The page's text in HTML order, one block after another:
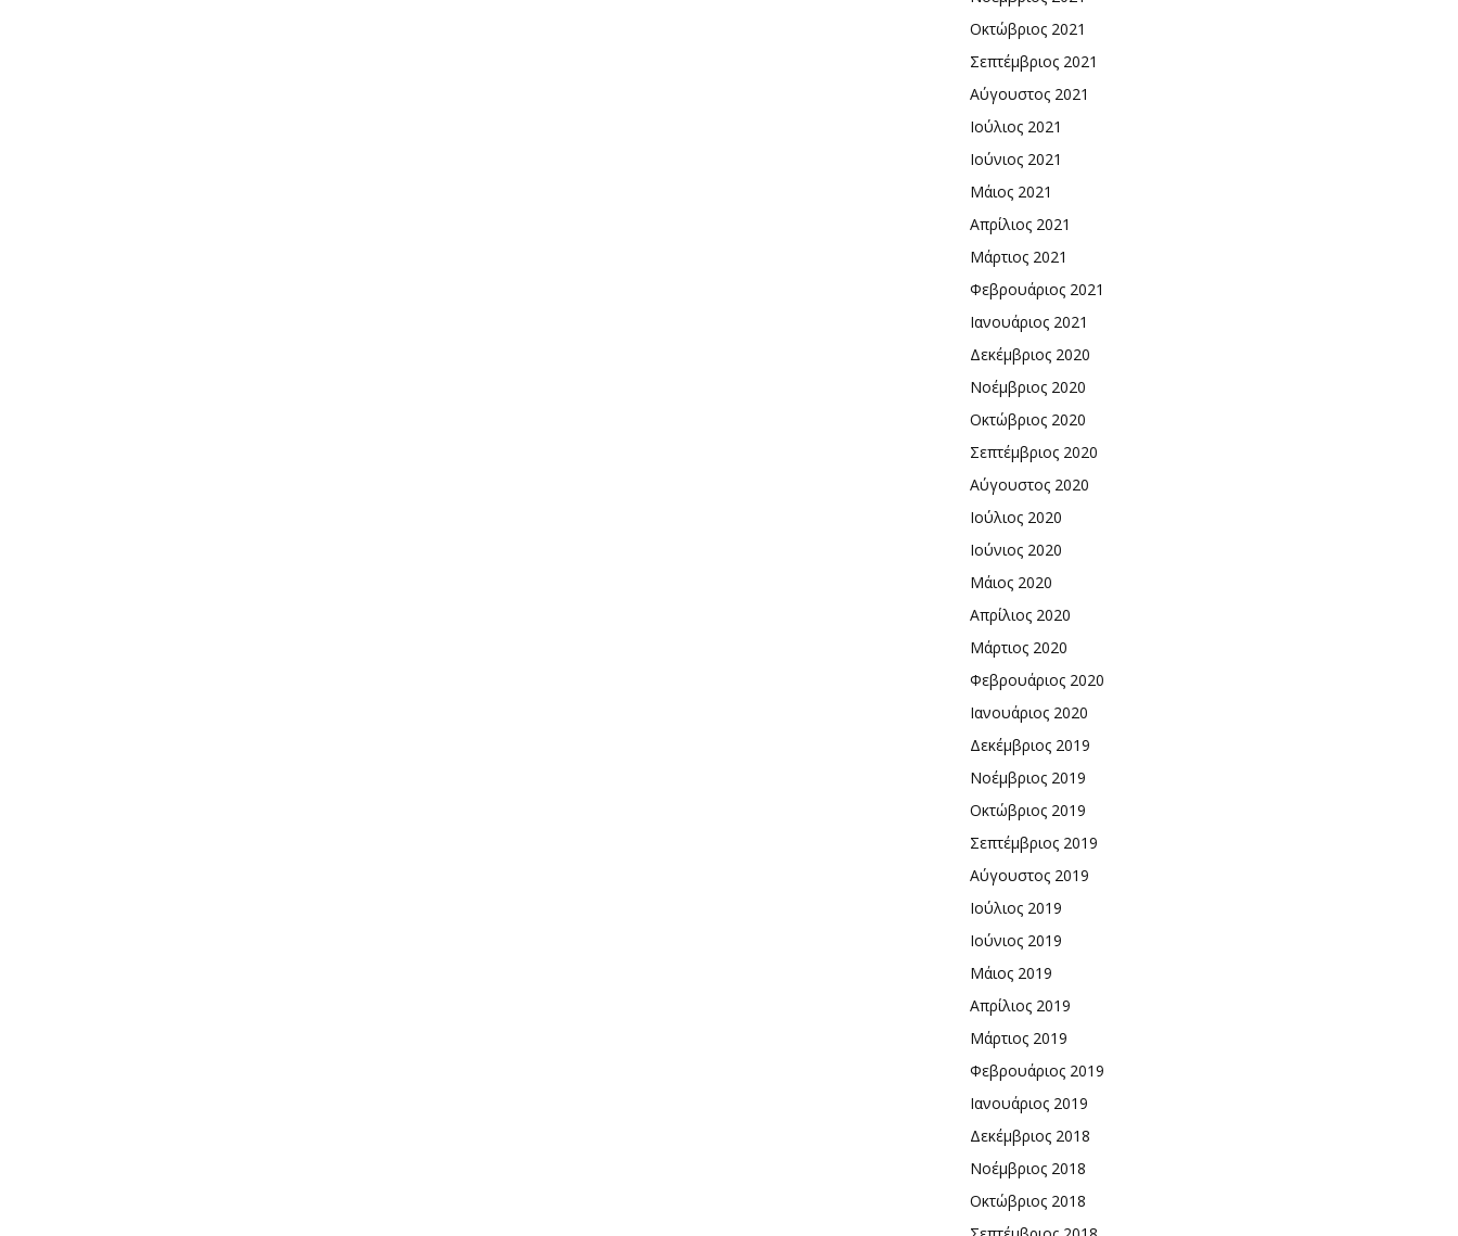
Οκτώβριος 2021
Σεπτέμβριος 2021
Αύγουστος 2021
Ιούλιος 2021
Ιούνιος 2021
Μάιος 2021
Απρίλιος 2021
Μάρτιος 2021
Φεβρουάριος 2021
Ιανουάριος 2021
Δεκέμβριος 2020
Νοέμβριος 2020
Οκτώβριος 2020
Σεπτέμβριος 2020
Αύγουστος 2020
Ιούλιος 2020
Ιούνιος 2020
Μάιος 2020
Απρίλιος 2020
Μάρτιος 2020
Φεβρουάριος 2020
Ιανουάριος 2020
Δεκέμβριος 2019
Νοέμβριος 2019
Οκτώβριος 2019
Σεπτέμβριος 2019
Αύγουστος 2019
Ιούλιος 2019
Ιούνιος 2019
Μάιος 2019
Απρίλιος 2019
Μάρτιος 2019
Φεβρουάριος 2019
Ιανουάριος 2019
Δεκέμβριος 2018
Νοέμβριος 2018
Οκτώβριος 2018